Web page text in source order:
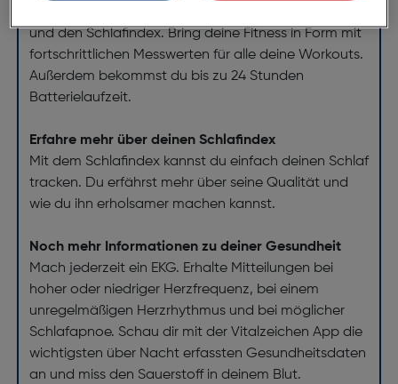
und den Schlafindex. Bring deine Fitness in Form mit
fortschrittlichen Messwerten für alle deine Workouts.
Außerdem bekommst du bis zu 24 Stunden
Batterielaufzeit.
Erfahre mehr über deinen Schlafindex
Mit dem Schlafindex kannst du einfach deinen Schlaf
tracken. Du erfährst mehr über seine Qualität und
wie du ihn erholsamer machen kannst.
Noch mehr Informationen zu deiner Gesundheit
Mach jederzeit ein EKG. Erhalte Mitteilungen bei
hoher oder niedriger Herzfrequenz, bei einem
unregelmäßigen Herzrhythmus und bei möglicher
Schlafapnoe. Schau dir mit der Vitalzeichen App die
wichtigsten über Nacht erfassten Gesundheitsdaten
an und miss den Sauerstoff in deinem Blut.